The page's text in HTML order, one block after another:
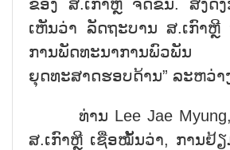
ຂອງ ສ.ເກົາຫຼີ ຈັດຂຶ້ນ. ສິ່ງດັ່ງ
ເຫັນວ່າ ລັດຖະບານ ສ.ເກົາຫຼີ
ການພັດທະນາການພົວ
ຍຸດທະສາດຮອບດ້ານ” ລະຫວ່າ
ທ່ານ Lee Jae Myung,
ສ.ເກົາຫຼີ ເຊື່ອໝັ້ນວ່າ, ການຢ້ຽ